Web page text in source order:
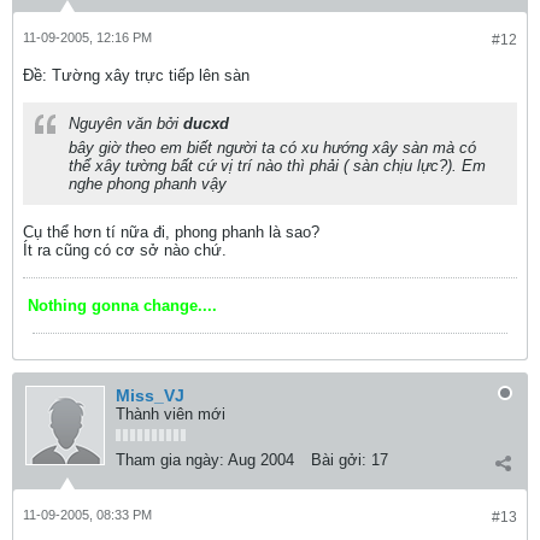
#12
11-09-2005, 12:16 PM
Ðề: Tường xây trực tiếp lên sàn
Nguyên văn bởi ducxd
bây giờ theo em biết người ta có xu hướng xây sàn mà có
thể xây tường bất cứ vị trí nào thì phải ( sàn chịu lực?). Em
nghe phong phanh vậy
Cụ thể hơn tí nữa đi, phong phanh là sao?
Ít ra cũng có cơ sở nào chứ.
Nothing gonna change....
Miss_VJ
Thành viên mới
Tham gia ngày: Aug 2004 Bài gởi: 17
#13
11-09-2005, 08:33 PM